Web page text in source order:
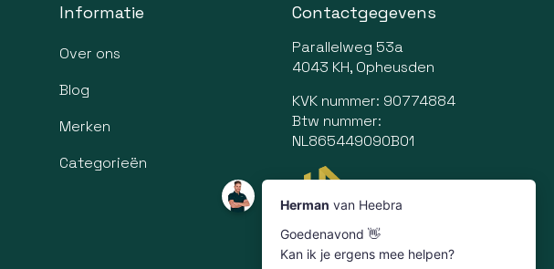
Informatie
Over ons
Blog
Merken
Categorieën
Contactgegevens
Parallelweg 53a
4043 KH, Opheusden
KVK nummer: 90774884
Btw nummer:
NL865449090B01